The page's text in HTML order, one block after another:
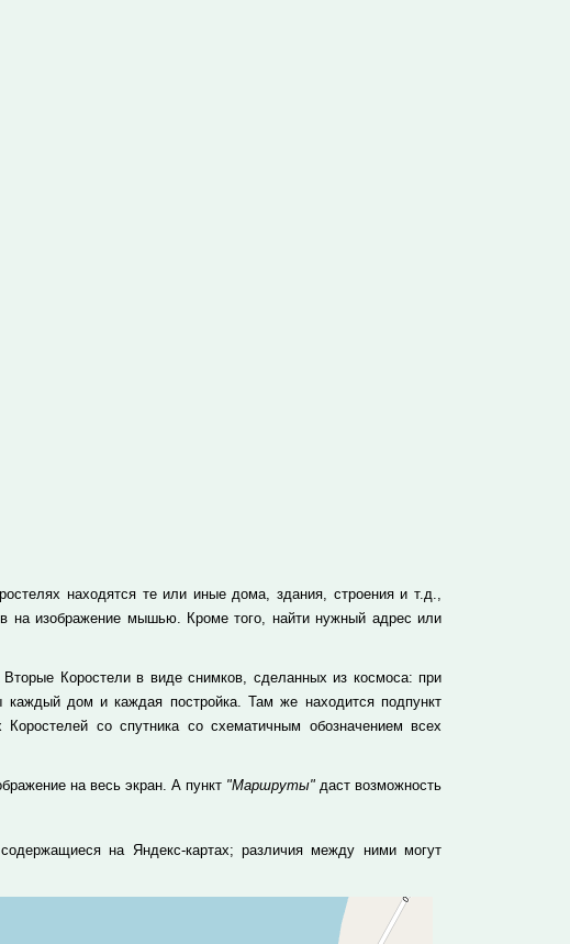
находятся те или иные дома, здания, строения и т.д.,
на изображение мышью. Кроме того, найти нужный адрес или
Коростели в виде снимков, сделанных из космоса: при
дом и каждая постройка. Там же находится подпункт
со спутника со схематичным обозначением всех
на весь экран. А пункт "Маршруты"даст возможность
на Яндекс-картах; различия между ними могут